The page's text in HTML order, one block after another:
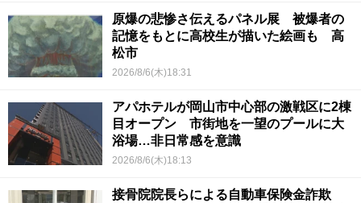
原爆の悲惨さ伝えるパネル展 被爆者の
記憶をもとに高校生が描いた絵画も 高
松市
2026/8/6(木)18:31
アパホテルが岡山市中心部の激戦区に2棟
目オープン 市街地を一望のプールに大
浴場…非日常感を意識
2026/8/6(木)18:13
接骨院院長らによる自動車保険金詐欺